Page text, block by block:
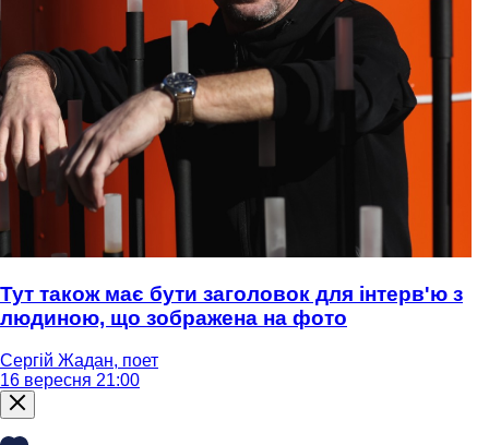
Тут також має бути заголовок для інтерв'ю з
людиною, що зображена на фото
Сергій Жадан, поет
16 вересня 21:00